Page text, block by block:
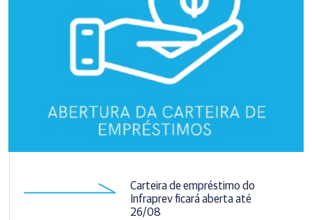
Carteira de empréstimo do
Infraprev ficará aberta até
26/08